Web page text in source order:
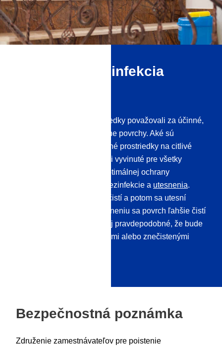
Optimálna dezinfekcia
Aby sa dezinfekčné prostriedky považovali za účinné,
musia byť vyvinuté pre rôzne povrchy. Aké sú
odporúčania pre dezinfekčné prostriedky na citlivé
povrchy? Naše výrobky boli vyvinuté pre všetky
povrchy. Na dosiahnutie optimálnej ochrany
odporúčame kombináciu dezinfekcie a utesnenia.
Každý povrch sa najprv vyčistí a potom sa utesní
tekutým sklom. Vďaka utesneniu sa povrch ľahšie čistí
a udržiava a je oveľa menej pravdepodobné, že bude
trvalo ovplyvnený nečistotami alebo znečistenými
Bezpečnostná poznámka
Združenie zamestnávateľov pre poistenie